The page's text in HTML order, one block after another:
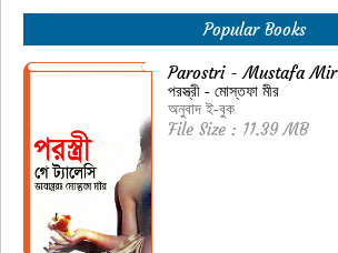
Popular Books
Parostri - Mustafa Mir
পরস্ত্রী - মোস্তফা মীর
অনুবাদ ই-বুক
File Size : 11.39 MB